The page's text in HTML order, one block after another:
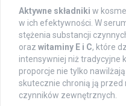
Aktywne składniki w
w ich efektywności. W
stężenia substancji
oraz witaminy E i C, które
intensywniej niż tradycyjne
proporcje nie tylko
skutecznie chronią ją
czynników zewnętrznych.